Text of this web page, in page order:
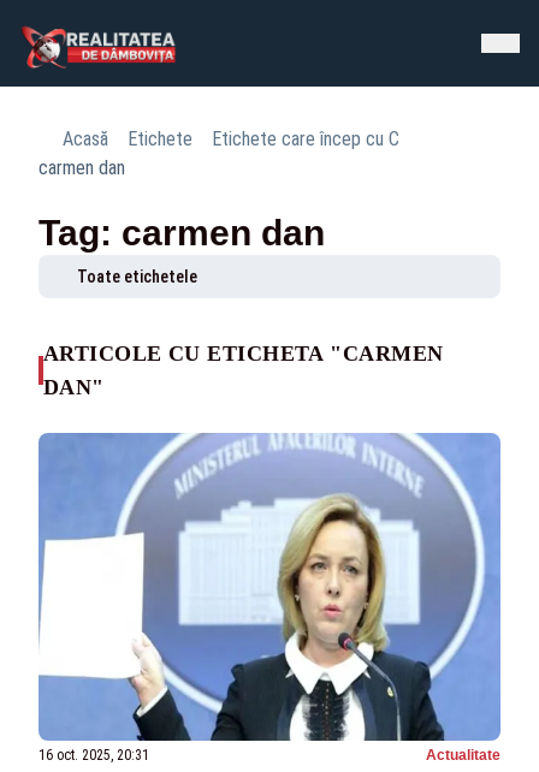
Acasă Etichete
Etichete care încep cu C
carmen dan
Tag: carmen dan
Toate etichetele
ARTICOLE CU ETICHETA "CARMEN
DAN"
16 oct. 2025, 20:31 Actualitate